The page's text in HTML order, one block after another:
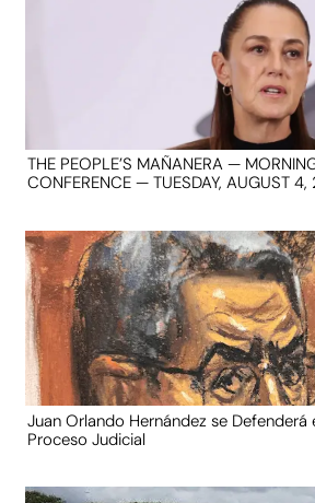
THE PEOPLE’S MAÑANERA —
CONFERENCE — TUESDAY, AUGUST
Juan Orlando Hernández se
Proceso Judicial